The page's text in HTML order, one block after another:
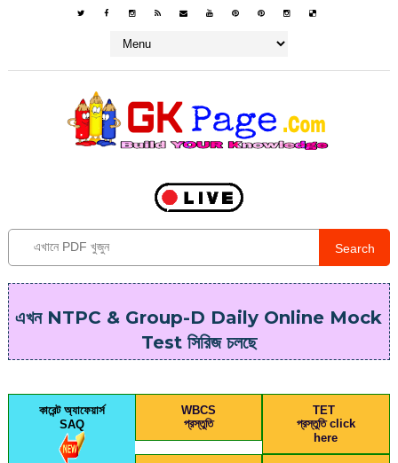
Search
এখন NTPC & Group-D Daily Online Mock
Test সিরিজ চলছে
কারেন্ট অ্যাফেয়ার্স
SAQ
WBCS
প্রস্তুতি
TET
প্রস্তুতি click
here